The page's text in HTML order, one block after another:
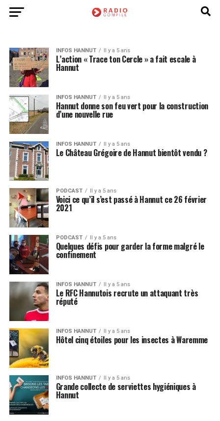
INFOS HANNUT Il y a 5 ans
L’action « Trace ton Cercle » a fait escale à
Hannut
INFOS HANNUT Il y a 5 ans
Hannut donne son feu vert pour la construction
d’une nouvelle rue
INFOS HANNUT Il y a 5 ans
Le Château Grégoire de Hannut bientôt vendu ?
PODCAST Il y a 5 ans
Voici ce qu’il s’est passé à Hannut ce 26 février
2021
PODCAST Il y a 5 ans
Quelques défis pour garder la forme malgré le
confinement
INFOS HANNUT Il y a 5 ans
Le RFC Hannutois recrute un attaquant très
réputé
INFOS HANNUT Il y a 5 ans
Hôtel cinq étoiles pour les insectes à Waremme
INFOS HANNUT Il y a 5 ans
Grande collecte de serviettes hygiéniques à
Hannut